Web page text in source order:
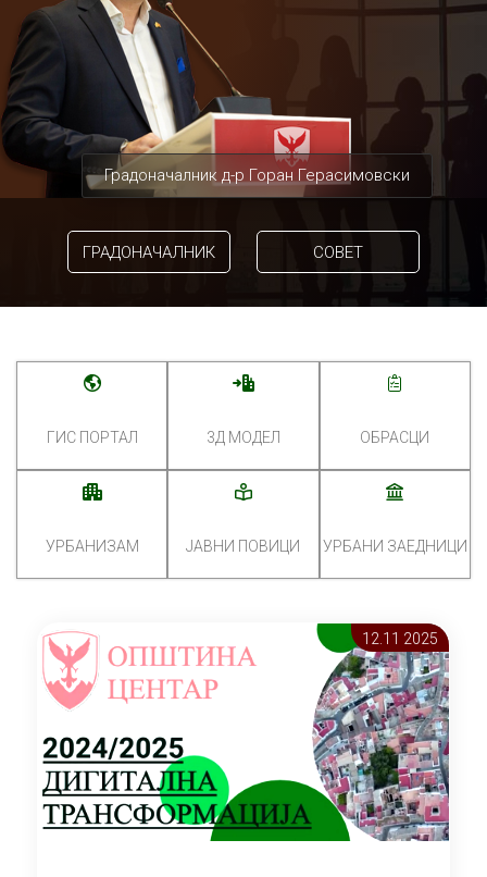
Градоначалник д-р Горан Герасимовски
ГРАДОНАЧАЛНИК СОВЕТ
ГИС ПОРТАЛ 3Д МОДЕЛ ОБРАСЦИ
УРБАНИЗАМ ЈАВНИ ПОВИЦИ УРБАНИ ЗАЕДНИЦИ
12.11 2025